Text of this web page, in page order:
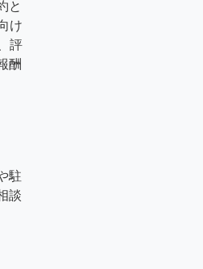
と
け
評
酬
駐
談